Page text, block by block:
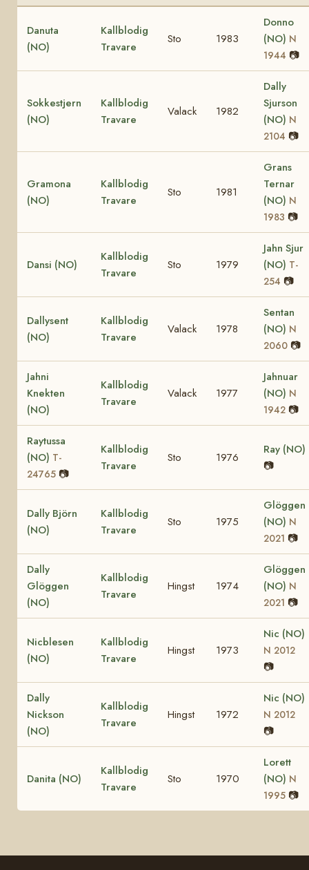
Danuta
(NO)
Kallblodig
Travare
Sto 1983
Donno
(NO) N
1944 📷
Sokkestjern
(NO)
Kallblodig
Travare
Valack 1982
Dally
Sjurson
(NO) N
2104 📷
Gramona
(NO)
Kallblodig
Travare
Sto 1981
Grans
Ternar
(NO) N
1983 📷
Dansi (NO)
Kallblodig
Travare
Sto 1979
Jahn Sjur
(NO) T-
254 📷
Dallysent
(NO)
Kallblodig
Travare
Valack 1978
Sentan
(NO) N
2060 📷
Jahni
Knekten
(NO)
Kallblodig
Travare
Valack 1977
Jahnuar
(NO) N
1942 📷
Raytussa
(NO) T-
24765 📷
Kallblodig
Travare
Sto 1976
Ray (NO)
📷
Dally Björn
(NO)
Kallblodig
Travare
Sto 1975
Glöggen
(NO) N
2021 📷
Dally
Glöggen
(NO)
Kallblodig
Travare
Hingst 1974
Glöggen
(NO) N
2021 📷
Nicblesen
(NO)
Kallblodig
Travare
Hingst 1973
Nic (NO)
N 2012
📷
Dally
Nickson
(NO)
Kallblodig
Travare
Hingst 1972
Nic (NO)
N 2012
📷
Danita (NO)
Kallblodig
Travare
Sto 1970
Lorett
(NO) N
1995 📷